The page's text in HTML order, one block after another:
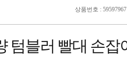
상품번호 : 59597967
텀블러 빨대 손잡